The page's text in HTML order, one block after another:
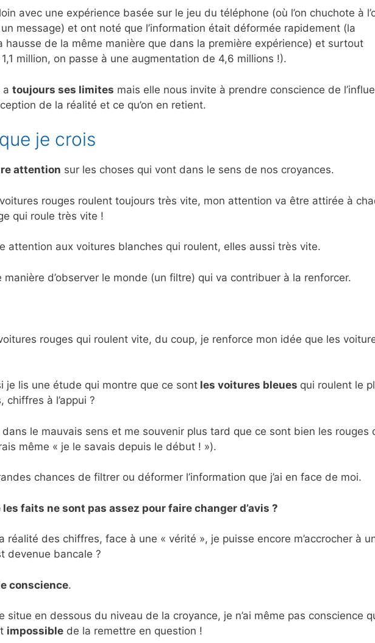
avec une expérience basée sur le jeu du téléphone (où l’on chuchote à
message) et ont noté que l’information était déformée rapidement (la
hausse de la même manière que dans la première expérience) et surtout
million, on passe à une augmentation de 4,6 millions !).
a toujours ses limites mais elle nous invite à prendre conscience de
de la réalité et ce qu’on en retient.
je crois
attention sur les choses qui vont dans le sens de nos croyances.
rouges roulent toujours très vite, mon attention va être attirée à
qui roule très vite !
attention aux voitures blanches qui roulent, elles aussi très vite.
d’observer le monde (un filtre) qui va contribuer à la renforcer.
rouges qui roulent vite, du coup, je renforce mon idée que les
je lis une étude qui montre que ce sont les voitures bleues qui roulent le
à l’appui ?
le mauvais sens et me souvenir plus tard que ce sont bien les rouges
même « je le savais depuis le début ! »).
chances de filtrer ou déformer l’information que j’ai en face de moi.
faits ne sont pas assez pour faire changer d’avis ?
des chiffres, face à une « vérité », je puisse encore m’accrocher à
devenue bancale ?
conscience.
situe en dessous du niveau de la croyance, je n’ai même pas conscience
impossible de la remettre en question !